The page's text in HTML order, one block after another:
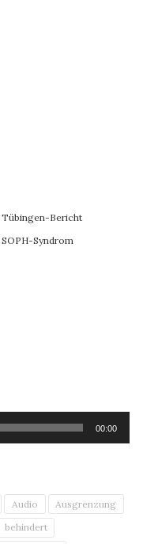
Tübingen-Bericht
SOPH-Syndrom
00:00
Audio
Ausgrenzung
behindert